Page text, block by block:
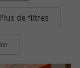
Plus de filtres